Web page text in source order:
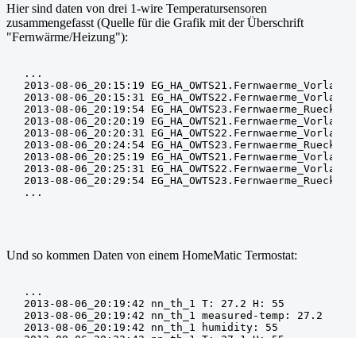
Hier sind daten von drei 1-wire Temperatursensoren
zusammengefasst (Quelle für die Grafik mit der Überschrift
"Fernwärme/Heizung"):
...
2013-08-06_20:15:19
2013-08-06_20:15:31
2013-08-06_20:19:54
2013-08-06_20:20:19
2013-08-06_20:20:31
2013-08-06_20:24:54
2013-08-06_20:25:19
2013-08-06_20:25:31
2013-08-06_20:29:54
Und so kommen Daten von einem HomeMatic Termostat:
...
2013-08-06_20:19:42 nn_th_1 T: 27.2 H: 55
2013-08-06_20:19:42 nn_th_1 measured-temp: 27.2
2013-08-06_20:19:42 nn_th_1 humidity: 55